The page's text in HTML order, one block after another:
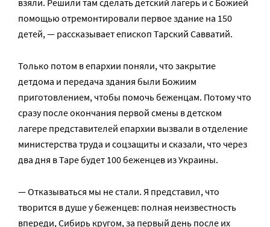
взяли. Решили там сделать детский лагерь и с Божией
помощью отремонтировали первое здание на 150
детей, — рассказывает епископ Тарский Савватий.
Только потом в епархии поняли, что закрытие
детдома и передача здания были Божиим
приготовлением, чтобы помочь беженцам. Потому что
сразу после окончания первой смены в детском
лагере представителей епархии вызвали в отделение
министерства труда и соцзащиты и сказали, что через
два дня в Таре будет 100 беженцев из Украины.
— Отказываться мы не стали. Я представил, что
творится в душе у беженцев: полная неизвестность
впереди, Сибирь кругом, за первый день после их